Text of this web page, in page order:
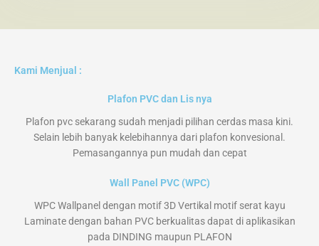
Kami Menjual :
Plafon PVC dan Lis nya
Plafon pvc sekarang sudah menjadi pilihan cerdas masa kini.
Selain lebih banyak kelebihannya dari plafon konvesional.
Pemasangannya pun mudah dan cepat
Wall Panel PVC (WPC)
WPC Wallpanel dengan motif 3D Vertikal motif serat kayu
Laminate dengan bahan PVC berkualitas dapat di aplikasikan
pada DINDING maupun PLAFON